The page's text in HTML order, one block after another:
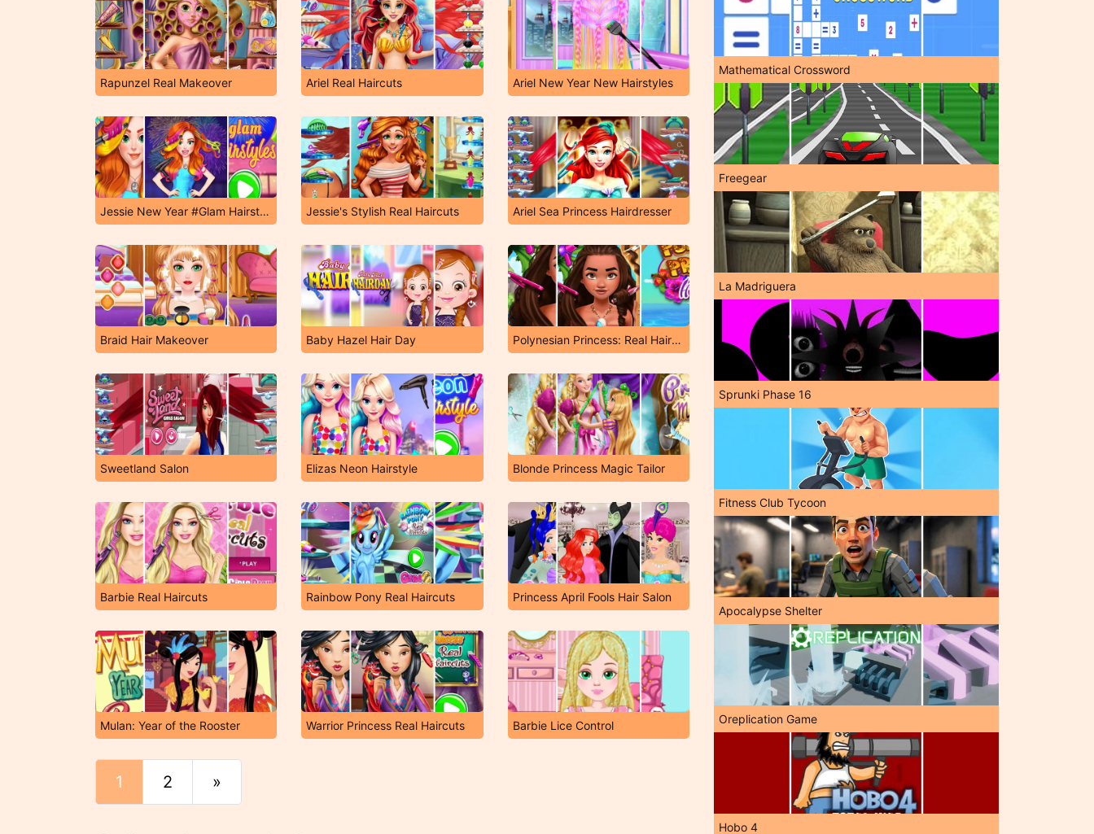
Rapunzel Real Makeover Ariel Real Haircuts Ariel New Year New Hairstyles
Jessie New Year #Glam Hairstyles Jessie's Stylish Real Haircuts Ariel Sea Princess Hairdresser
Braid Hair Makeover Baby Hazel Hair Day Polynesian Princess: Real Haircuts
Sweetland Salon Elizas Neon Hairstyle Blonde Princess Magic Tailor
Barbie Real Haircuts Rainbow Pony Real Haircuts Princess April Fools Hair Salon
Mulan: Year of the Rooster Warrior Princess Real Haircuts Barbie Lice Control
1 2 »
Mathematical Crossword
Freegear
La Madriguera
Sprunki Phase 16
Fitness Club Tycoon
Apocalypse Shelter
Oreplication Game
Hobo 4